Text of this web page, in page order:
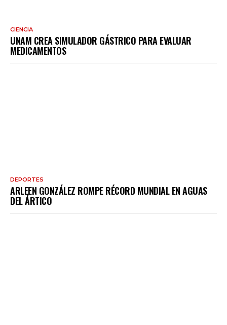
CIENCIA
UNAM CREA SIMULADOR GÁSTRICO PARA EVALUAR
MEDICAMENTOS
DEPORTES
ARLEEN GONZÁLEZ ROMPE RÉCORD MUNDIAL EN AGUAS
DEL ÁRTICO